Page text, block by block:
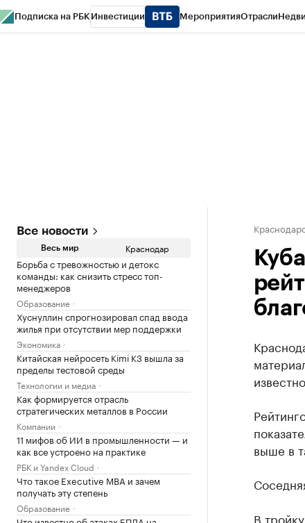
Подписка на РБК Инвестиции МероприятияОтрасли
Все новости
Весь мир Краснодар
Борьба с тревожностью и детокс
команды: как снизить стресс топ-
менеджеров
Образование
Хуснуллин спрогнозировал спад ввода
жилья при отсутствии мер поддержки
Экономика
Китайская нейросеть Kimi K3 вышла за
пределы тестовой среды
Технологии и медиа
Как формируется отрасль
стратегических металлов в России
Компании
11 мифов об ИИ в промышленности — и
как все устроено на практике
РБК и Yandex Cloud
Что такое Executive MBA и зачем
получать эту степень
Образование
выше в
В